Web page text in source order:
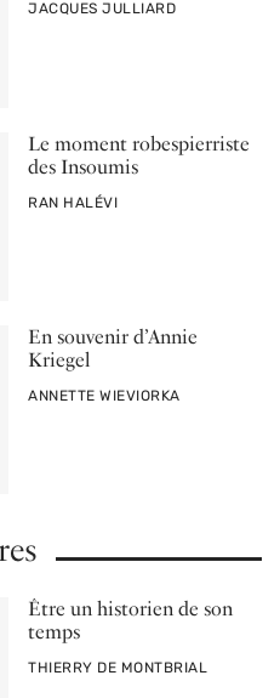
PAR
JACQUES JULLIARD
Le moment robespierriste
des Insoumis
PAR
RAN HALÉVI
En souvenir d’Annie
Kriegel
PAR
ANNETTE WIEVIORKA
Être un historien de son
temps
PAR
THIERRY DE MONTBRIAL